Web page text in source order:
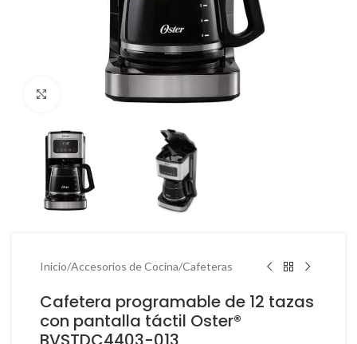
Haga Click para agrandar
Inicio/Accesorios de Cocina/Cafeteras
Cafetera programable de 12 tazas
con pantalla táctil Oster®